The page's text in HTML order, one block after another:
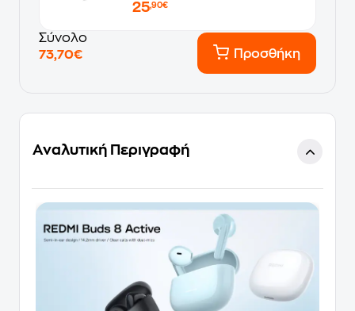
25,90€
Σύνολο
73,70€
Προσθήκη
Αναλυτική Περιγραφή